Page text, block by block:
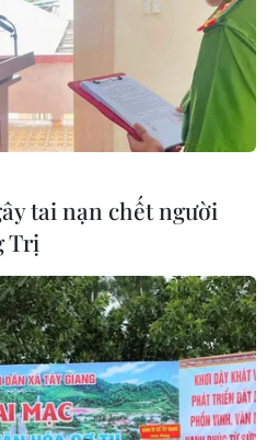
VỌNG NĂM 2025
thương mại đóng
trưởng kinh tế
từ thị trường trong nước:
thép
thách thức, nắm bắt
trưởng
Kế hoạch phát triển kinh tế-
trưởng 8% trở lên
tai nạn chết người
Trị